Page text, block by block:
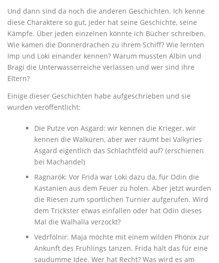
Und dann sind da noch die anderen Geschichten. Ich kenne
diese Charaktere so gut, jeder hat seine Geschichte, seine
Kämpfe. Über jeden einzelnen könnte ich Bücher schreiben.
Wie kamen die Donnerdrachen zu ihrem Schiff? Wie lernten
Imp und Loki einander kennen? Warum mussten Albin und
Bragi die Unterwasserreiche verlassen und wer sind ihre
Eltern?
Einige dieser Geschichten habe aufgeschrieben und sie
wurden veröffentlicht:
Die Putze von Asgard: wir kennen die Krieger, wir
kennen die Walküren, aber wer räumt bei Valkyries
Asgard eigentlich das Schlachtfeld auf? (erschienen
bei Machandel)
Ragnarök: Vor Frida war Loki dazu da, für Odin die
Kastanien aus dem Feuer zu holen. Aber jetzt wurden
die Riesen zum sportlichen Turnier aufgerufen. Wird
dem Trickster etwas einfallen oder hat Odin dieses
Mal die Walhalla verzockt?
Vedrfölnir: Maja möchte mit einem wilden Phönix zur
Ankunft des Frühlings tanzen. Frida hält das für eine
saudumme Idee. Wer hat Recht? Was wird es am